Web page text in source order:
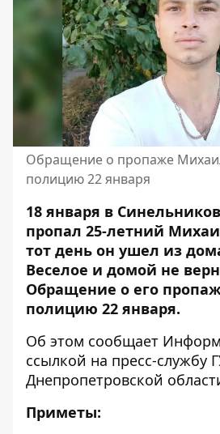
Обращение о пропаже
полицию 22 января
18 января в
пропал 25-летний
тот день он ушел из
Веселое и домой не
Обращение о его
полицию 22 января.
Об этом сообщает
ссылкой на пресс-службу
Днепропетровской
Приметы: